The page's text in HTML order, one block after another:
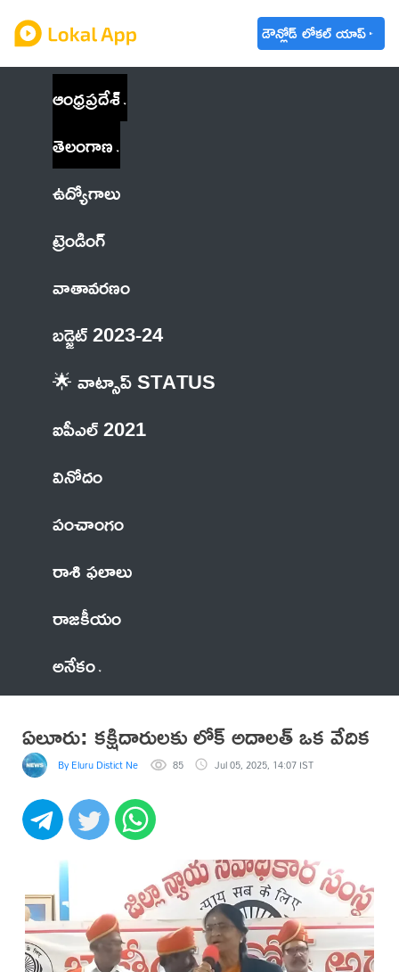
డౌన్లోడ్ లోకల్ యాప్
ఆంధ్రప్రదేశ్
తెలంగాణ
ఉద్యోగాలు
ట్రెండింగ్
వాతావరణం
బడ్జెట్ 2023-24
🌟 వాట్సాప్ STATUS
ఐపీఎల్ 2021
వినోదం
పంచాంగం
రాశి ఫలాలు
రాజకీయం
అనేకం
ఏలూరు: కక్షిదారులకు లోక్ అదాలత్ ఒక వేదిక
By Eluru Distict News 85 Jul 05, 2025, 14:07 IST